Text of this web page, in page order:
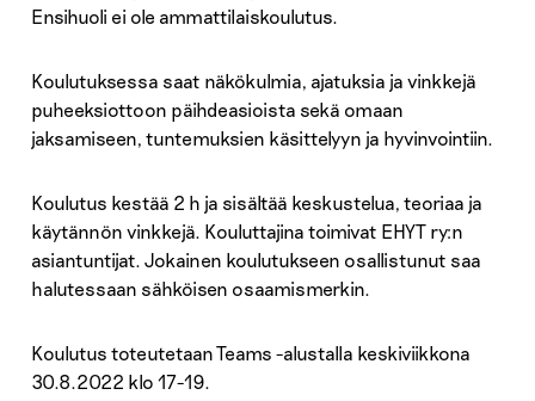
Ensihuoli ei ole ammattilaiskoulutus.
Koulutuksessa saat näkökulmia, ajatuksia ja vinkkejä
puheeksiottoon päihdeasioista sekä omaan
jaksamiseen, tuntemuksien käsittelyyn ja hyvinvointiin.
Koulutus kestää 2 h ja sisältää keskustelua, teoriaa ja
käytännön vinkkejä. Kouluttajina toimivat EHYT ry:n
asiantuntijat. Jokainen koulutukseen osallistunut saa
halutessaan sähköisen osaamismerkin.
Koulutus toteutetaan Teams -alustalla keskiviikkona
30.8.2022 klo 17-19.